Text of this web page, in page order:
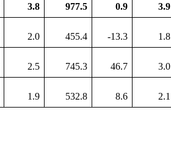
3.8 977.5 0.9 3.9
2.0 455.4 -13.3 1.8
2.5 745.3 46.7 3.0
1.9 532.8 8.6 2.1